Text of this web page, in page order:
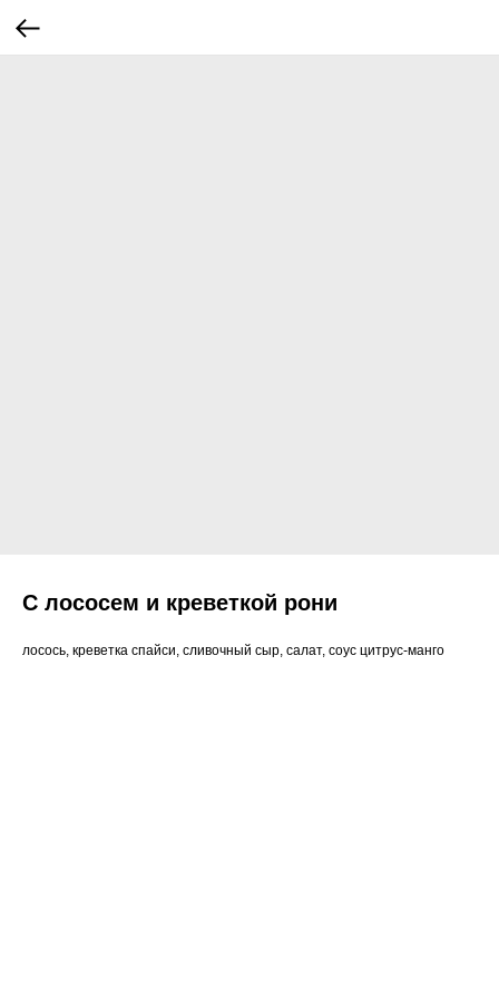
С лососем и креветкой рони
лосось, креветка спайси, сливочный сыр, салат, соус цитрус-манго